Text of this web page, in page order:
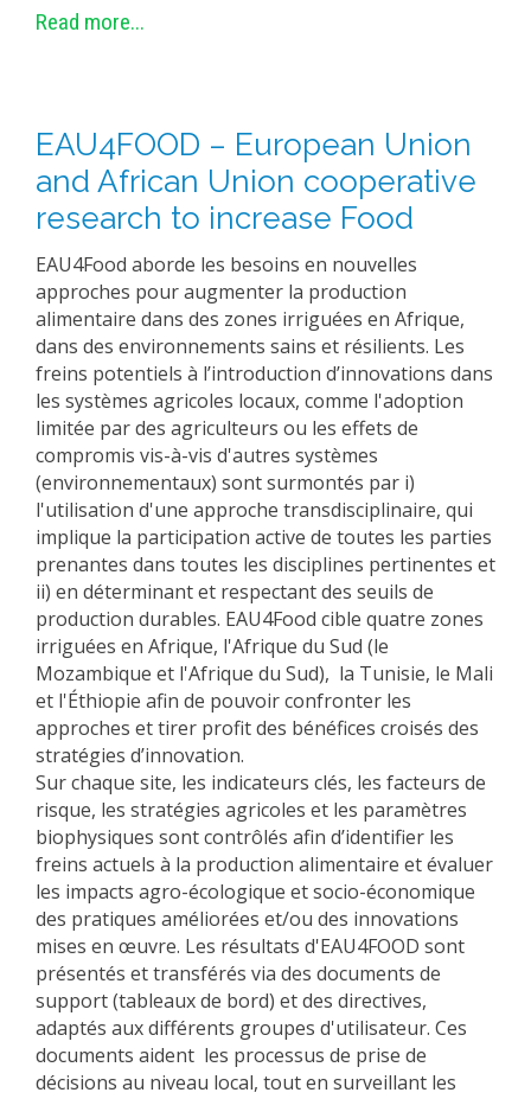
Read more...
EAU4FOOD – European Union
and African Union cooperative
research to increase Food
EAU4Food aborde les besoins en nouvelles
approches pour augmenter la production
alimentaire dans des zones irriguées en Afrique,
dans des environnements sains et résilients. Les
freins potentiels à l’introduction d’innovations dans
les systèmes agricoles locaux, comme l'adoption
limitée par des agriculteurs ou les effets de
compromis vis-à-vis d'autres systèmes
(environnementaux) sont surmontés par i)
l'utilisation d'une approche transdisciplinaire, qui
implique la participation active de toutes les parties
prenantes dans toutes les disciplines pertinentes et
ii) en déterminant et respectant des seuils de
production durables. EAU4Food cible quatre zones
irriguées en Afrique, l'Afrique du Sud (le
Mozambique et l'Afrique du Sud), la Tunisie, le Mali
et l'Éthiopie afin de pouvoir confronter les
approches et tirer profit des bénéfices croisés des
stratégies d’innovation.
Sur chaque site, les indicateurs clés, les facteurs de
risque, les stratégies agricoles et les paramètres
biophysiques sont contrôlés afin d’identifier les
freins actuels à la production alimentaire et évaluer
les impacts agro-écologique et socio-économique
des pratiques améliorées et/ou des innovations
mises en œuvre. Les résultats d'EAU4FOOD sont
présentés et transférés via des documents de
support (tableaux de bord) et des directives,
adaptés aux différents groupes d'utilisateur. Ces
documents aident les processus de prise de
décisions au niveau local, tout en surveillant les